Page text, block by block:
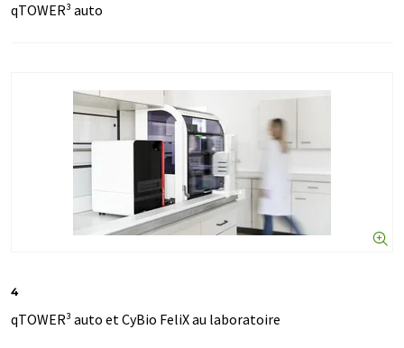
qTOWER³ auto
4
qTOWER³ auto et CyBio FeliX au laboratoire